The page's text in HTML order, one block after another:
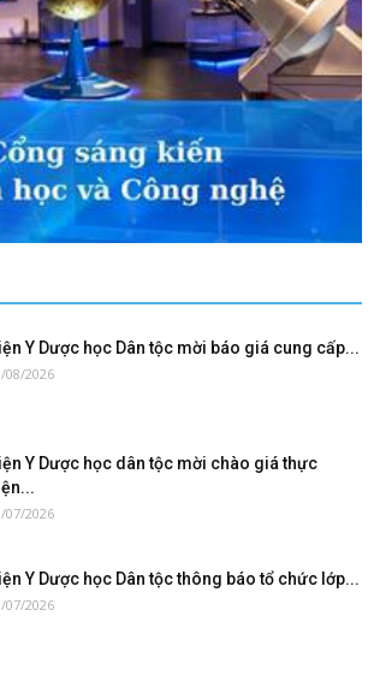
Y Dược học Dân tộc mời báo giá cung cấp...
08/2026
Y Dược học dân tộc mời chào giá thực
07/2026
Y Dược học Dân tộc thông báo tổ chức lớp...
07/2026